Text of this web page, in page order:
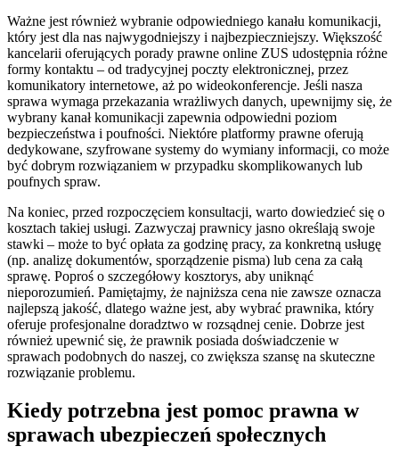
Ważne jest również wybranie odpowiedniego kanału komunikacji,
który jest dla nas najwygodniejszy i najbezpieczniejszy. Większość
kancelarii oferujących porady prawne online ZUS udostępnia różne
formy kontaktu – od tradycyjnej poczty elektronicznej, przez
komunikatory internetowe, aż po wideokonferencje. Jeśli nasza
sprawa wymaga przekazania wrażliwych danych, upewnijmy się, że
wybrany kanał komunikacji zapewnia odpowiedni poziom
bezpieczeństwa i poufności. Niektóre platformy prawne oferują
dedykowane, szyfrowane systemy do wymiany informacji, co może
być dobrym rozwiązaniem w przypadku skomplikowanych lub
poufnych spraw.
Na koniec, przed rozpoczęciem konsultacji, warto dowiedzieć się o
kosztach takiej usługi. Zazwyczaj prawnicy jasno określają swoje
stawki – może to być opłata za godzinę pracy, za konkretną usługę
(np. analizę dokumentów, sporządzenie pisma) lub cena za całą
sprawę. Poproś o szczegółowy kosztorys, aby uniknąć
nieporozumień. Pamiętajmy, że najniższa cena nie zawsze oznacza
najlepszą jakość, dlatego ważne jest, aby wybrać prawnika, który
oferuje profesjonalne doradztwo w rozsądnej cenie. Dobrze jest
również upewnić się, że prawnik posiada doświadczenie w
sprawach podobnych do naszej, co zwiększa szansę na skuteczne
rozwiązanie problemu.
Kiedy potrzebna jest pomoc prawna w
sprawach ubezpieczeń społecznych